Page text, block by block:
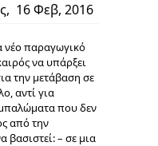
, 16 Φεβ, 2016
νέο παραγωγικό
να υπάρξει
την μετάβαση σε
αντί για
που δεν
από την
βασιστεί: – σε μια